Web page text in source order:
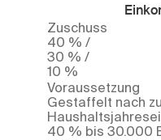
Zuschuss
40 % /
30 % /
10 %
Voraussetzung
Gestaffelt nach
40 % bis 30.000